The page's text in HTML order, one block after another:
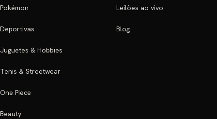
Pokémon
Deportivas
Juguetes & Hobbies
Tenis & Streetwear
One Piece
Beauty
Leilões ao vivo
Blog